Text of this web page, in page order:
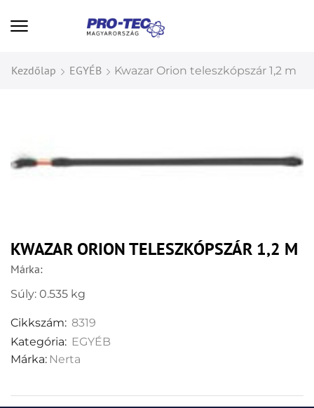
Kezdőlap EGYÉB Kwazar Orion teleszkópszár 1,2 m
KWAZAR ORION TELESZKÓPSZÁR 1,2 M
Márka:
Súly: 0.535 kg
Cikkszám: 8319
Kategória: EGYÉB
Márka: Nerta